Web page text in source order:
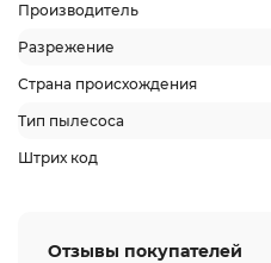
Производитель
Разрежение
Страна происхождения
Тип пылесоса
Штрих код
Отзывы покупателей